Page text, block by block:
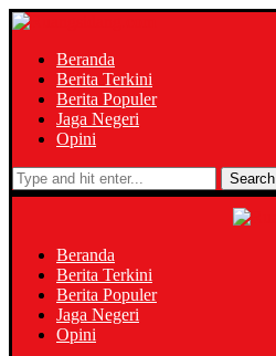
Beranda
Berita Terkini
Berita Populer
Jaga Negeri
Opini
Search
Beranda
Berita Terkini
Berita Populer
Jaga Negeri
Opini